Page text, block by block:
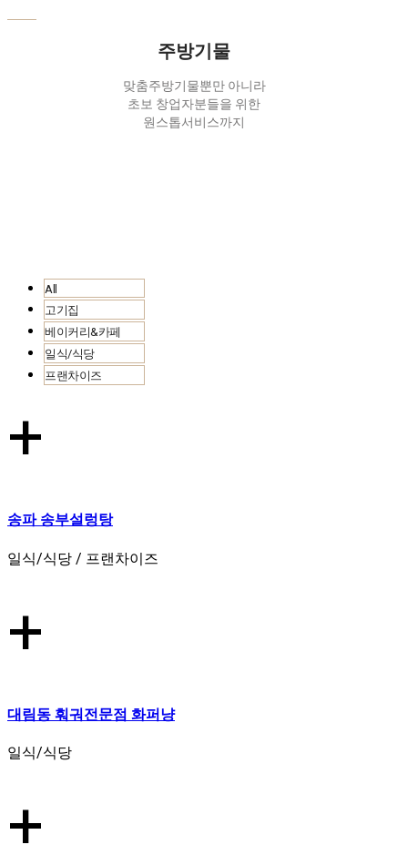
주방기물
맞춤주방기물뿐만 아니라
초보 창업자분들을 위한
원스톱서비스까지
All
고기집
베이커리&카페
일식/식당
프랜차이즈
+
송파 송부설렁탕
일식/식당 / 프랜차이즈
+
대림동 훠궈전문점 화퍼냥
일식/식당
+